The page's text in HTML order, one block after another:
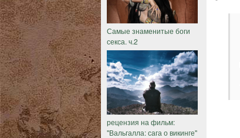
Самые знаменитые боги
секса. ч.2
рецензия на фильм:
"Вальгалла: сага о викинге"